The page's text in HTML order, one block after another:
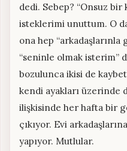
dedi. Sebep? “Onsuz
isteklerimi unuttum. O da
ona hep “arkadaşlarınla
“seninle olmak isterim”
bozulunca ikisi de
kendi ayakları üzerinde
ilişkisinde her hafta bir
çıkıyor. Evi
yapıyor. Mutlular.